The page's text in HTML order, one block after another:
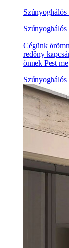
Szúnyoghálós
Szúnyoghálós
Cégünk
redőny
önnek Pest
Szúnyoghálós